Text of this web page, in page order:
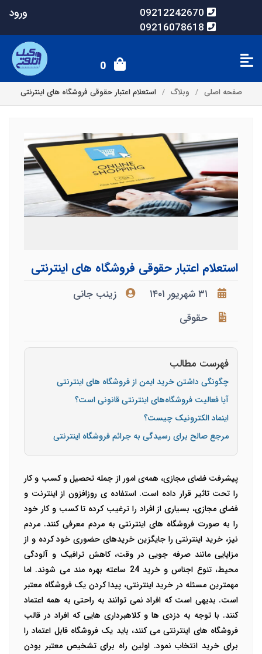
09212242670
09216078618
ورود
0
صفحه اصلی وبلاگ استعلام اعتبار حقوقی فروشگاه های اینترنتی
استعلام اعتبار حقوقی فروشگاه های اینترنتی
۳۱ شهریور ۱۴۰۱
زینب جانی
حقوقی
فهرست مطالب
چگونگی داشتن خرید ایمن از فروشگاه های اینترنتی
آیا فعالیت فروشگاه‌های اینترنتی قانونی است؟
اینماد الکترونیک چیست؟
مرجع صالح برای رسیدگی به جرائم فروشگاه اینترنتی
پیشرفت فضای مجازی، همه‌ی امور از جمله تحصیل و کسب و کار
را تحت تاثیر قرار داده است. استفاده‌ ی روزافزون از اینترنت و
فضای مجازی، بسیاری از افراد را ترغیب کرده تا کسب و کار خود
را به صورت فروشگاه های اینترنتی به مردم معرفی کنند. مردم
نیز، خرید اینترنتی را جایگزین خریدهای حضوری خود کرده و از
مزایایی مانند صرفه جویی در وقت، کاهش ترافیک و آلودگی
محیط، تنوع اجناس و خرید 24 ساعته بهره مند می شوند. اما
مهمترین مسئله در خرید اینترنتی، پیدا کردن یک فروشگاه معتبر
است. بدیهی است که افراد نمی توانند به راحتی به همه اعتماد
کنند. با توجه به دزدی ها و کلاهبرداری هایی که افراد در قالب
فروشگاه های اینترنتی می کنند، باید یک فروشگاه قابل اعتماد را
برای خرید انتخاب نمود.اولین راه برای تشخیص معتبر بودن